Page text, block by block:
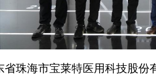
省珠海市宝莱特医用科技股